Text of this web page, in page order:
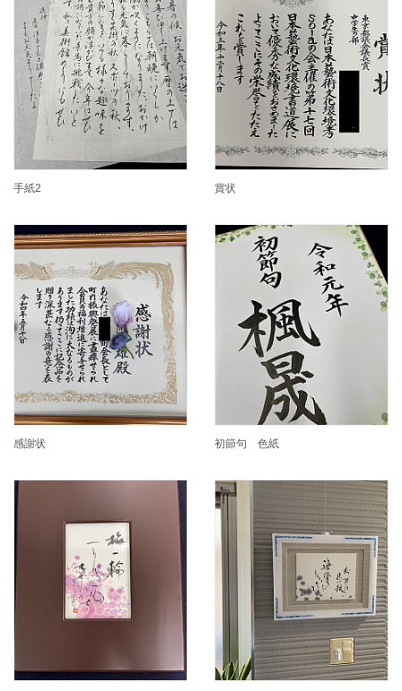
手紙2 賞状
感謝状 初節句 色紙